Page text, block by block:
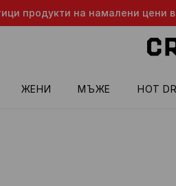
продукти на намалени цени
ЖЕНИ МЪЖЕ HOT